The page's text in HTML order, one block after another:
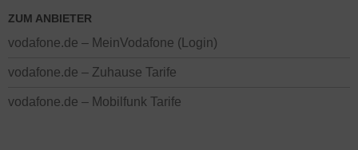
ZUM ANBIETER
vodafone.de – MeinVodafone (Login)
vodafone.de – Zuhause Tarife
vodafone.de – Mobilfunk Tarife